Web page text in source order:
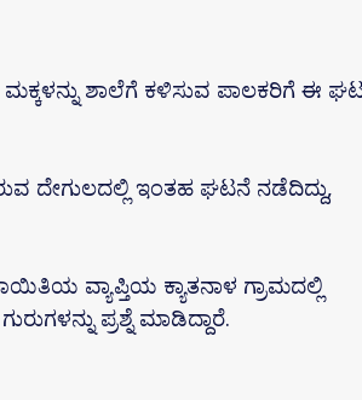
ಶಾಲೆಗೆ ಕಳಿಸುವ ಪಾಲಕರಿಗೆ ಈ
ದೇಗುಲದಲ್ಲಿ ಇಂತಹ ಘಟನೆ ನಡೆದಿದ್ದು,
ವ್ಯಾಪ್ತಿಯ ಕ್ಯಾತನಾಳ ಗ್ರಾಮದಲ್ಲಿ
ಪ್ರಶ್ನೆ ಮಾಡಿದ್ದಾರೆ.